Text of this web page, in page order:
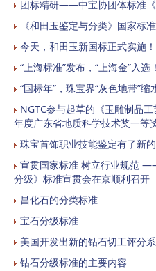
团标精研——中宝协团体标准《
《和田玉鉴定与分类》国家标
今天，和田玉新国标正式实施！
“上海标准”发布，“上海金”入选！
“国标年”，珠宝界“灰色地带”缩
NGTC参与起草的《玉雕制品
年度广东省地质科学技术奖一等
珠宝首饰职业技能鉴定有了新的
宣贯国家标准 树立行业规范
分级》标准宣贯会在京顺利召开
昌化石的分类标准
宝石分级标准
美国开发出新的钻石切工评分
钻石分级标准的主要内容